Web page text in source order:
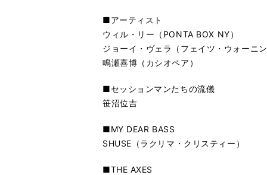
■アーティスト
ウィル・リー（PONTA BOX NY）
ジョーイ・ヴェラ（フェイツ・ウォーニ
鳴瀬喜博（カシオペア）
■セッションマンたちの流儀
笹沼位吉
■MY DEAR BASS
SHUSE（ラクリマ・クリスティー）
■THE AXES